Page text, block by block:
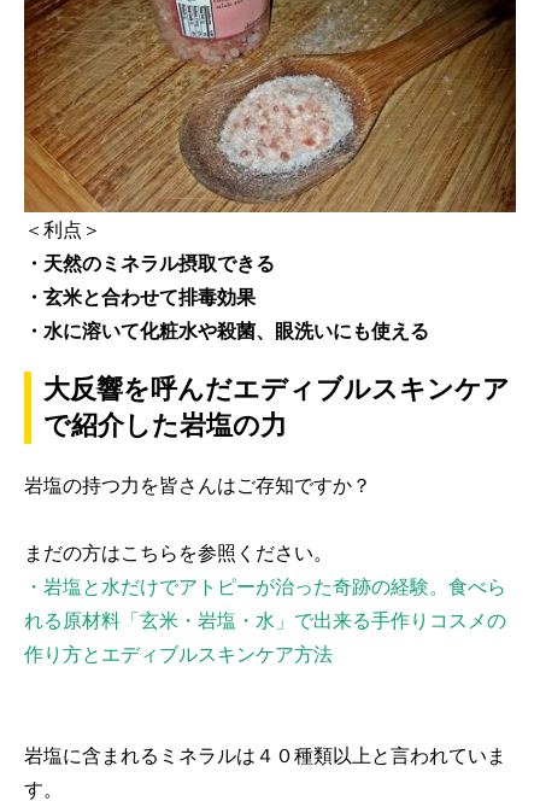
＜利点＞
・天然のミネラル摂取できる
・玄米と合わせて排毒効果
・水に溶いて化粧水や殺菌、眼洗いにも使える
大反響を呼んだエディブルスキンケア
で紹介した岩塩の力
岩塩の持つ力を皆さんはご存知ですか？
まだの方はこちらを参照ください。
・岩塩と水だけでアトピーが治った奇跡の経験。食べら
れる原材料「玄米・岩塩・水」で出来る手作りコスメの
作り方とエディブルスキンケア方法
岩塩に含まれるミネラルは４０種類以上と言われていま
す。